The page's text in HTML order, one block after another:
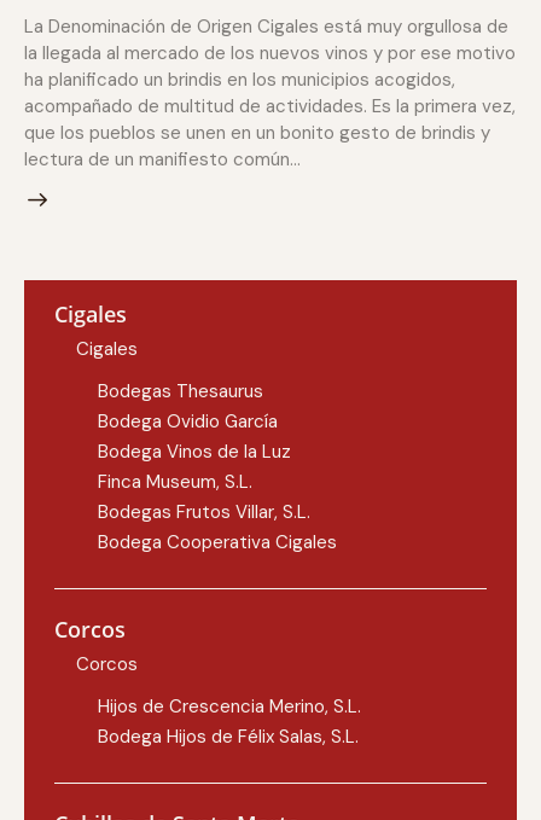
La Denominación de Origen Cigales está muy orgullosa de
la llegada al mercado de los nuevos vinos y por ese motivo
ha planificado un brindis en los municipios acogidos,
acompañado de multitud de actividades. Es la primera vez,
que los pueblos se unen en un bonito gesto de brindis y
lectura de un manifiesto común…
Cigales
Cigales
Bodegas Thesaurus
Bodega Ovidio García
Bodega Vinos de la Luz
Finca Museum, S.L.
Bodegas Frutos Villar, S.L.
Bodega Cooperativa Cigales
Corcos
Corcos
Hijos de Crescencia Merino, S.L.
Bodega Hijos de Félix Salas, S.L.